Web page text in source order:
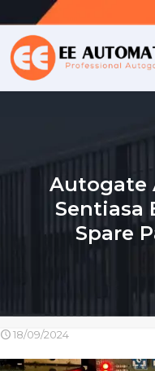
Autogate
Sentiasa
Spare
18/09/2024